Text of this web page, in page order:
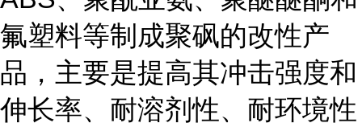
氟塑料等制成聚砜的改性产
品，主要是提高其冲击强度和
伸长率、耐溶剂性、耐环境性